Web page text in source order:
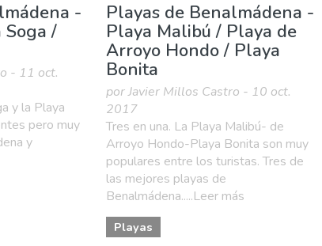
-
Soga /
- 11 oct.
y la Playa
pero muy
y
Playas de Benalmádena -
Playa Malibú / Playa de
Arroyo Hondo / Playa
Bonita
por Javier Millos Castro - 10 oct.
2017
Tres en una. La Playa Malibú- de
Arroyo Hondo-Playa Bonita son muy
populares entre los turistas. Tres de
las mejores playas de
Benalmádena.....Leer más
Playas